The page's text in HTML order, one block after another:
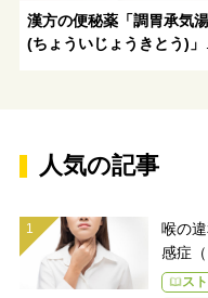
漢方の便秘薬「調胃承気
(ちょういじょうきとう)」
人気の記事
喉の
感症
ス